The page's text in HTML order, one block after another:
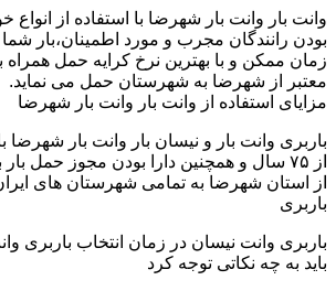
وانت بار وانت بار شهرضا با استفاده از انواع
بودن رانندگان مجرب و مورد اطمینان،بار
زمان ممکن و با بهترین نرخ کرایه حمل همراه
معتبر از شهرضا به شهرستان حمل می نماید.
مزایای استفاده از وانت بار وانت بار شهرضا
باربری وانت بار و نیسان بار وانت بار شهرضا
از ۷۵ سال و همچنین دارا بودن مجوز حمل
از استان شهرضا به تمامی شهرستان های
باربری
باربری وانت نیسان در زمان انتخاب باربری
باید به چه نکاتی توجه کرد